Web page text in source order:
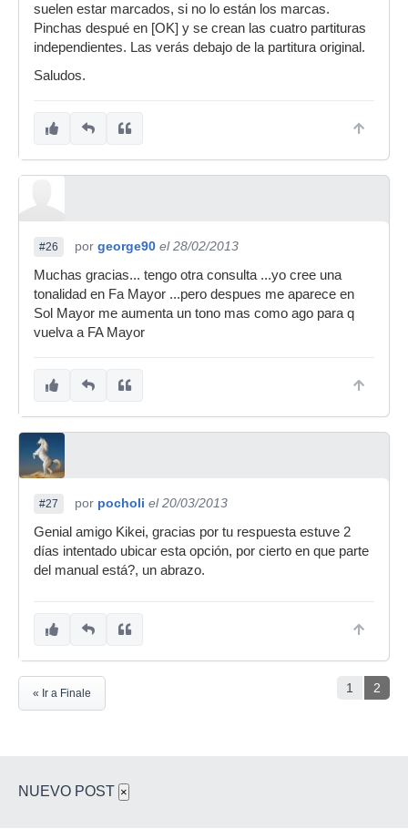
suelen estar marcados, si no lo están los marcas.
Pinchas despué en [OK] y se crean las cuatro partituras
independientes. Las verás debajo de la partitura original.
Saludos.
#26 por george90 el 28/02/2013
Muchas gracias... tengo otra consulta ...yo cree una
tonalidad en Fa Mayor ...pero despues me aparece en
Sol Mayor me aumenta un tono mas como ago para q
vuelva a FA Mayor
#27 por pocholi el 20/03/2013
Genial amigo Kikei, gracias por tu respuesta estuve 2
días intentado ubicar esta opción, por cierto en que parte
del manual está?, un abrazo.
1 2
« Ir a Finale
NUEVO POST ×